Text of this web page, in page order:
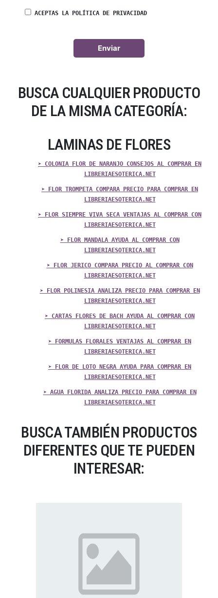
ACEPTAS LA POLÍTICA DE PRIVACIDAD
BUSCA CUALQUIER PRODUCTO
DE LA MISMA CATEGORÍA:
LAMINAS DE FLORES
➤ COLONIA FLOR DE NARANJO CONSEJOS AL COMPRAR EN
LIBRERIAESOTERICA.NET
➤ FLOR TROMPETA COMPARA PRECIO PARA COMPRAR EN
LIBRERIAESOTERICA.NET
➤ FLOR SIEMPRE VIVA SECA VENTAJAS AL COMPRAR CON
LIBRERIAESOTERICA.NET
➤ FLOR MANDALA AYUDA AL COMPRAR CON
LIBRERIAESOTERICA.NET
➤ FLOR JERICO COMPARA PRECIO AL COMPRAR CON
LIBRERIAESOTERICA.NET
➤ FLOR POLINESIA ANALIZA PRECIO PARA COMPRAR EN
LIBRERIAESOTERICA.NET
➤ CARTAS FLORES DE BACH AYUDA AL COMPRAR CON
LIBRERIAESOTERICA.NET
➤ FORMULAS FLORALES VENTAJAS AL COMPRAR EN
LIBRERIAESOTERICA.NET
➤ FLOR DE LOTO NEGRA AYUDA PARA COMPRAR EN
LIBRERIAESOTERICA.NET
➤ AGUA FLORIDA ANALIZA PRECIO PARA COMPRAR EN
LIBRERIAESOTERICA.NET
BUSCA TAMBIÉN PRODUCTOS
DIFERENTES QUE TE PUEDEN
INTERESAR: